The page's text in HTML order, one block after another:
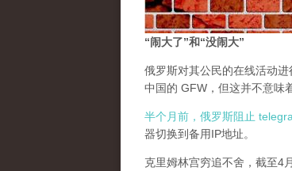
“闹大了”和“没闹大”
俄罗斯对其公民的在线活动
中国的 GFW，但这并不意味
半个月前，俄罗斯阻止
器切换到备用IP地址。
克里姆林宫穷追不舍，截至4